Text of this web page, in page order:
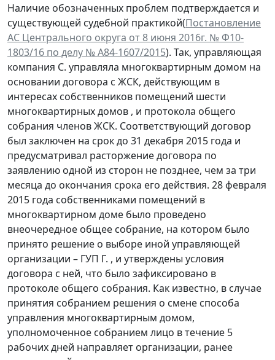
Наличие обозначенных проблем подтверждается и
существующей судебной практикой(Постановление
АС Центрального округа от 8 июня 2016г. № Ф10-
1803/16 по делу № А84-1607/2015). Так, управляющая
компания С. управляла многоквартирным домом на
основании договора с ЖСК, действующим в
интересах собственников помещений шести
многоквартирных домов , и протокола общего
собрания членов ЖСК. Соответствующий договор
был заключен на срок до 31 декабря 2015 года и
предусматривал расторжение договора по
заявлению одной из сторон не позднее, чем за три
месяца до окончания срока его действия. 28 февраля
2015 года собственниками помещений в
многоквартирном доме было проведено
внеочередное общее собрание, на котором было
принято решение о выборе иной управляющей
организации – ГУП Г. , и утверждены условия
договора с ней, что было зафиксировано в
протоколе общего собрания. Как известно, в случае
принятия собранием решения о смене способа
управления многоквартирным домом,
уполномоченное собранием лицо в течение 5
рабочих дней направляет организации, ранее